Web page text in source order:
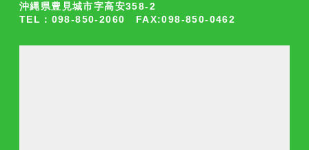
沖縄県豊見城市字高安358-2
TEL：098-850-2060 FAX:098-850-0462